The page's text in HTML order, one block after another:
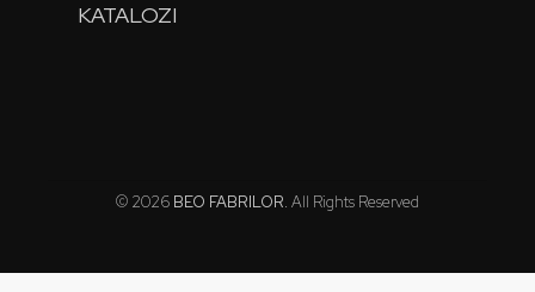
KATALOZI
© 2026 BEO FABRILOR. All Rights Reserved